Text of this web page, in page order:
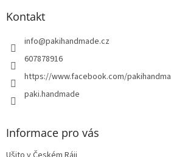
Kontakt
info@pakihandmade.cz
607878916
https://www.facebook.com/
paki.handmade
Informace pro vás